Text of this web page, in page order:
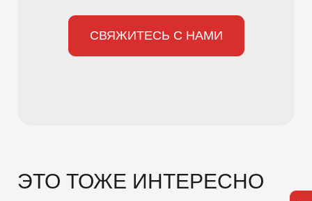
СВЯЖИТЕСЬ С НАМИ
ЭТО ТОЖЕ ИНТЕРЕСНО